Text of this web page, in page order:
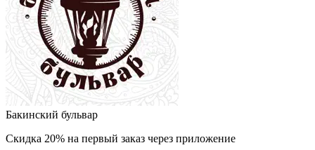
Бакинский бульвар
Скидка 20% на первый заказ через приложение